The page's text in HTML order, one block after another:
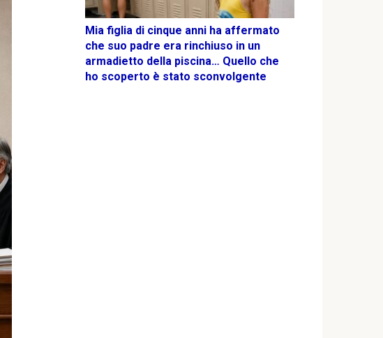
Mia figlia di cinque anni ha affermato
che suo padre era rinchiuso in un
armadietto della piscina… Quello che
ho scoperto è stato sconvolgente